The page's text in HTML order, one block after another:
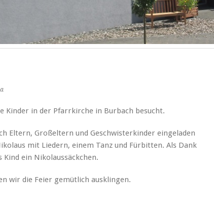
Kinder in der Pfarrkirche in Burbach besucht.
Eltern, Großeltern und Geschwisterkinder eingeladen
mit Liedern, einem Tanz und Fürbitten. Als Dank
ein Nikolaussäckchen.
wir die Feier gemütlich ausklingen.